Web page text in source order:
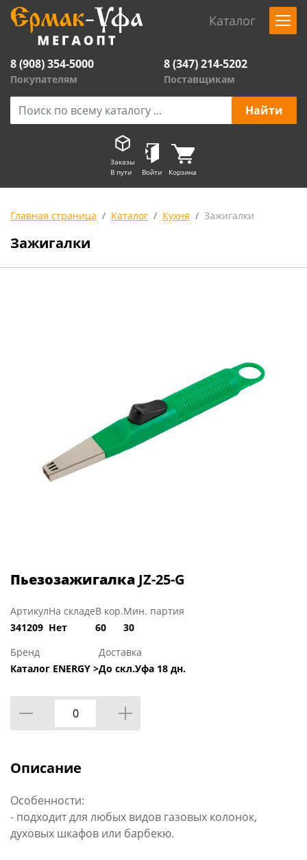
Каталог
8 (908) 354-5000
Покупателям
8 (347) 214-5202
Поставщикам
Заказы
В пути
Войти Корзина
Главная страница Каталог Кухня Зажигалки
Зажигалки
Пьезозажигалка JZ-25-G
Артикул
341209
На складе
Нет
В кор.
60
Мин. партия
30
Бренд
Каталог ENERGY >
Доставка
До скл.Уфа 18 дн.
Описание
Особенности:
- подходит для любых видов газовых колонок,
духовых шкафов или барбекю.